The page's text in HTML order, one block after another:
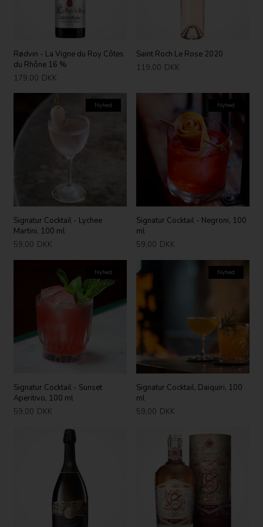
Rødvin - La Vigne du Roy Côtes
du Rhône 16 %
179,00 DKK
Saint Roch Le Rose 2020
119,00 DKK
Nyhed
Signatur Cocktail - Lychee
Martini, 100 ml
59,00 DKK
Nyhed
Signatur Cocktail - Negroni, 100
ml
59,00 DKK
Nyhed
Signatur Cocktail - Sunset
Aperitivo, 100 ml
59,00 DKK
Nyhed
Signatur Cocktail, Daiquiri, 100
ml
59,00 DKK